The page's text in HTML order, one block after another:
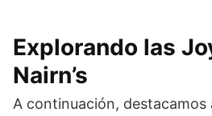
Explorando las
Nairn’s
A continuación, destacamos